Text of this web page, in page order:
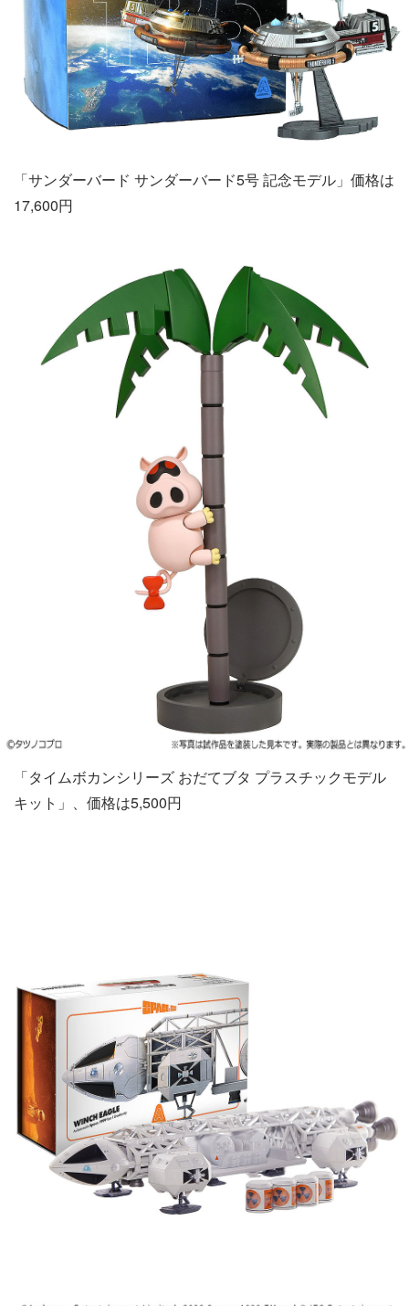
「サンダーバード サンダーバード5号 記念モデル」価格は
17,600円
「タイムボカンシリーズ おだてブタ プラスチックモデル
キット」、価格は5,500円